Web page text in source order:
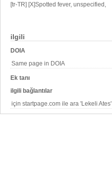
ilgili
DOIA
Same page in DOIA
Ek tanı
ilgili bağlantılar
için startpage.com ile ara 'Lekeli Ates'
[tr-TR] [X]Spotted fever, unspecified,